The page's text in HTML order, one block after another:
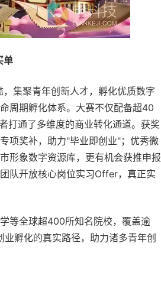
单
集聚青年创新人才，孵化优质数字
周期孵化体系。大赛不仅配备超40
打通了多维度的商业转化通道。获奖
项奖补，助力"毕业即创业"；优秀微
形象数字资源库，更有机会获推申报
队开放核心岗位实习Offer，真正实
等全球超400所知名院校，覆盖逾
孵化的真实路径，助力诸多青年创